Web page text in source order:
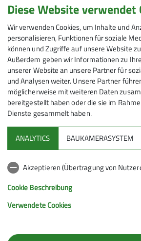
Senioren
Die Seniorengruppe des
plant amDienstag, 26. Mai, eine
Waldburg
Vom Parkplatz an der Festhalle
vorbei in nördliche Richtung zum
weiter zum Aussichtspunkt am
Tor“ mit Blick auf Vogt. Von hier
Durchquerung des
Waldburg.
Der Aufstieg beträgt 150 Meter, die
Die anschließende Einkehr ist im
Diese Website verwendet
Wir verwenden Cookies, um Inhalte und
personalisieren, Funktionen für soziale
können und Zugriffe auf unsere Website
Außerdem geben wir Informationen zu
unserer Website an unsere Partner für
und Analysen weiter. Unsere Partner
möglicherweise mit weiteren Daten
bereitgestellt haben oder die sie im
Dienste gesammelt haben.
ANALYTICS BAUKAMERASYSTEM
Akzeptieren (Übertragung von
Cookie Beschreibung
Verwendete Cookies